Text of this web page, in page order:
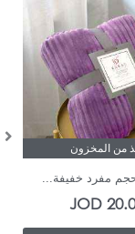
من المخزون
مفرد خفيفة...
JOD